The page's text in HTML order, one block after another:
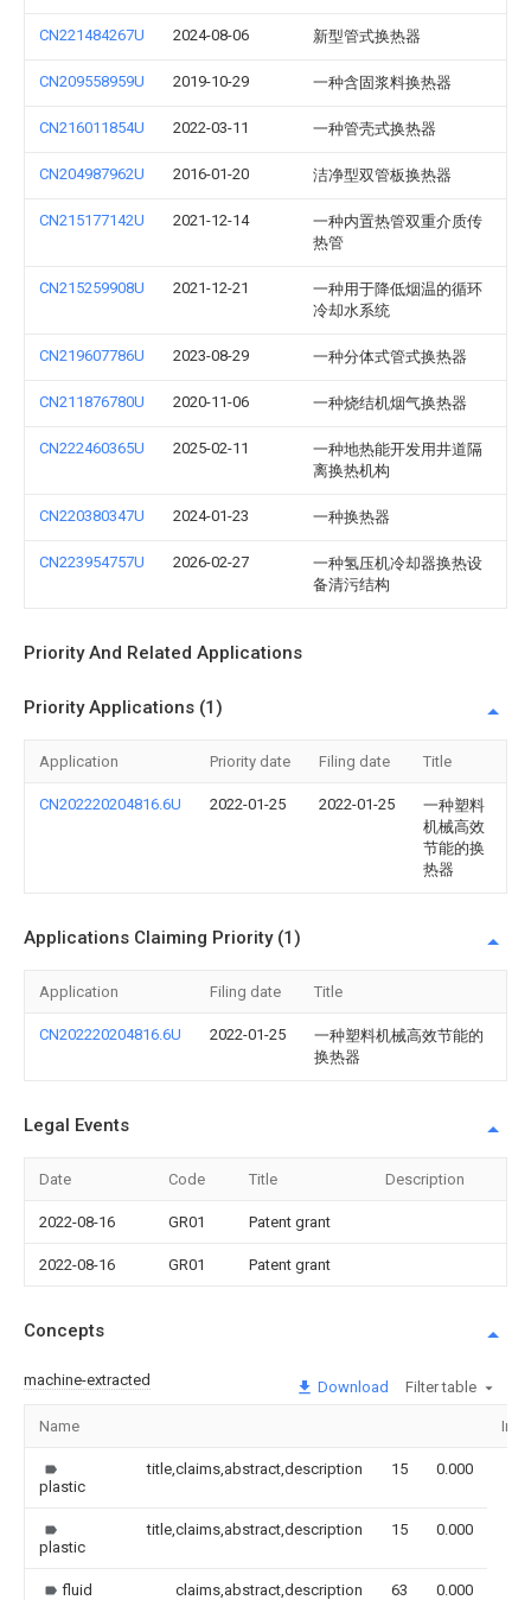
CN221484267U 2024-08-06 新型管式换热器
CN209558959U 2019-10-29 一种含固浆料换热器
CN216011854U 2022-03-11 一种管壳式换热器
CN204987962U 2016-01-20 洁净型双管板换热器
CN215177142U 2021-12-14
一种内置热管双重介质传
热管
CN215259908U 2021-12-21
一种用于降低烟温的循环
冷却水系统
CN219607786U 2023-08-29 一种分体式管式换热器
CN211876780U 2020-11-06 一种烧结机烟气换热器
CN222460365U 2025-02-11
一种地热能开发用井道隔
离换热机构
CN220380347U 2024-01-23 一种换热器
CN223954757U 2026-02-27
一种氢压机冷却器换热设
备清污结构
Priority And Related Applications
Priority Applications (1)
Application Priority date Filing date Title
CN202220204816.6U 2022-01-25 2022-01-25
一种塑料
机械高效
节能的换
热器
Applications Claiming Priority (1)
Application Filing date Title
CN202220204816.6U 2022-01-25
一种塑料机械高效节能的
换热器
Legal Events
Date Code Title Description
2022-08-16 GR01 Patent grant
2022-08-16 GR01 Patent grant
Concepts
machine-extracted Download Filter table
Name
plastic
title,claims,abstract,description 15 0.000
plastic
title,claims,abstract,description 15 0.000
fluid claims,abstract,description 63 0.000